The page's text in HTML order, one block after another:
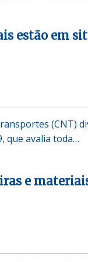
estão em
(CNT)
que avalia toda…
e